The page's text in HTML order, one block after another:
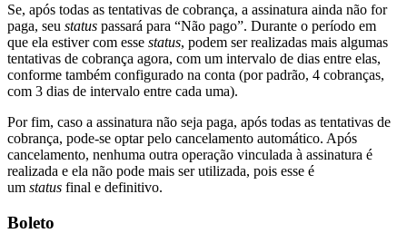
Se, após todas as tentativas de cobrança, a assinatura ainda não for
paga, seu status passará para “Não pago”. Durante o período em
que ela estiver com esse status, podem ser realizadas mais algumas
tentativas de cobrança agora, com um intervalo de dias entre elas,
conforme também configurado na conta (por padrão, 4 cobranças,
com 3 dias de intervalo entre cada uma).
Por fim, caso a assinatura não seja paga, após todas as tentativas de
cobrança, pode-se optar pelo cancelamento automático. Após
cancelamento, nenhuma outra operação vinculada à assinatura é
realizada e ela não pode mais ser utilizada, pois esse é
um status final e definitivo.
Boleto